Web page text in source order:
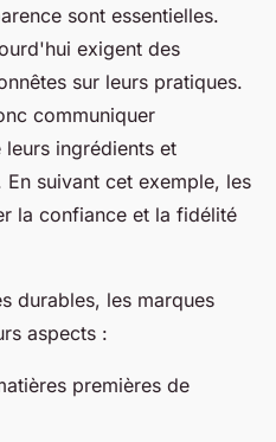
sont essentielles.
exigent des
sur leurs pratiques.
communiquer
ingrédients et
suivant cet exemple, les
la confiance et la fidélité
durables, les marques
aspects :
premières de